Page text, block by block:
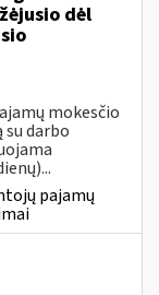
dėl
mokesčio
darbo
pajamų